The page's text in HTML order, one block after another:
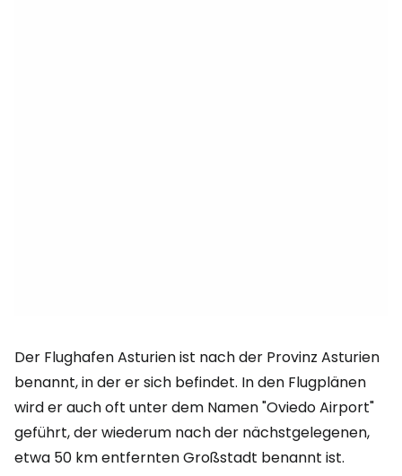
Der Flughafen Asturien ist nach der Provinz Asturien
benannt, in der er sich befindet. In den Flugplänen
wird er auch oft unter dem Namen "Oviedo Airport"
geführt, der wiederum nach der nächstgelegenen,
etwa 50 km entfernten Großstadt benannt ist.